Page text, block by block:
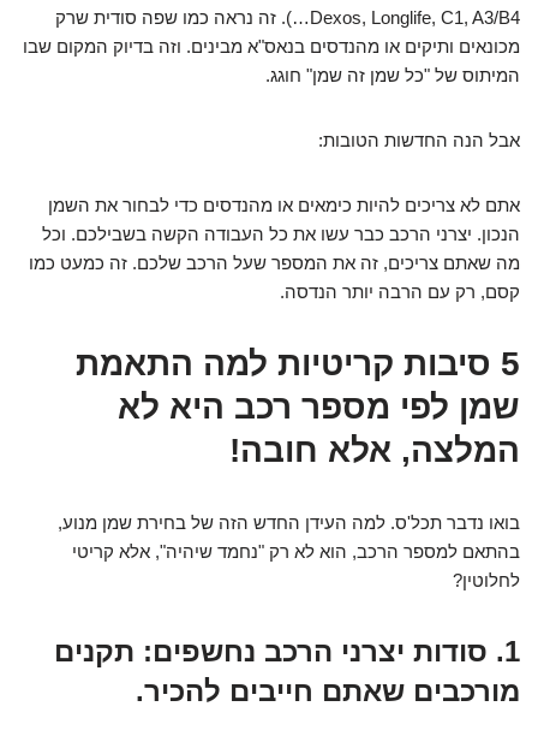
Dexos, Longlife, C1, A3/B4…). זה נראה כמו שפה סודית שרק
מכונאים ותיקים או מהנדסים בנאס"א מבינים. וזה בדיוק המקום שבו
המיתוס של "כל שמן זה שמן" חוגג.
אבל הנה החדשות הטובות:
אתם לא צריכים להיות כימאים או מהנדסים כדי לבחור את השמן
הנכון. יצרני הרכב כבר עשו את כל העבודה הקשה בשבילכם. וכל
מה שאתם צריכים, זה את המספר שעל הרכב שלכם. זה כמעט כמו
קסם, רק עם הרבה יותר הנדסה.
5 סיבות קריטיות למה התאמת
שמן לפי מספר רכב היא לא
המלצה, אלא חובה!
בואו נדבר תכל'ס. למה העידן החדש הזה של בחירת שמן מנוע,
בהתאם למספר הרכב, הוא לא רק "נחמד שיהיה", אלא קריטי
לחלוטין?
1. סודות יצרני הרכב נחשפים: תקנים
מורכבים שאתם חייבים להכיר.